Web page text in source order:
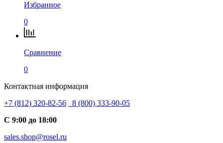
Избранное
0
Сравнение
0
Контактная информация
+7 (812) 320-82-56
8 (800) 333-90-05
С 9:00 до 18:00
sales.shop@rosel.ru